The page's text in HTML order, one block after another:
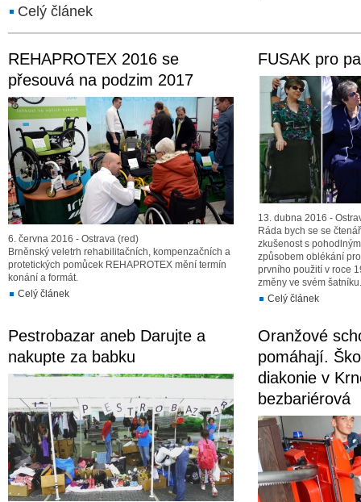
Celý článek
REHAPROTEX 2016 se
přesouvá na podzim 2017
6. června 2016 - Ostrava (red)
Brněnský veletrh rehabilitačních, kompenzačních a
protetických pomůcek REHAPROTEX mění termín
konání a formát.
Celý článek
FUSAK pro
13. dubna 2016 -
Ráda bych se se
zkušenost s
způsobem oblékání
prvního použití v roce
změny ve svém
Celý článek
Pestrobazar aneb Darujte a
nakupte za babku
Oranžové
pomáhají.
diakonie v
bezbariérová